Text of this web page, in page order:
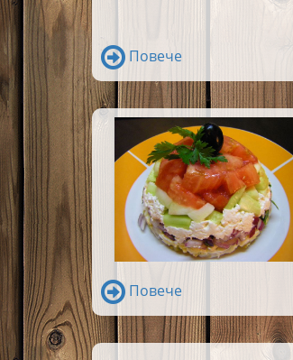
Повече
Повече